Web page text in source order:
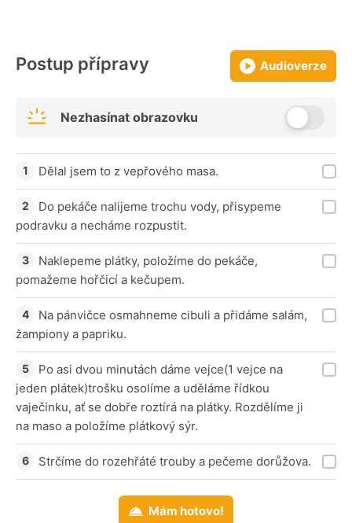
Postup přípravy Audioverze
Nezhasínat obrazovku
Dělal jsem to z vepřového masa.
Do pekáče nalijeme trochu vody, přisypeme
podravku a necháme rozpustit.
Naklepeme plátky, položíme do pekáče,
pomažeme hořčicí a kečupem.
Na pánvičce osmahneme cibuli a přidáme salám,
žampiony a papriku.
Po asi dvou minutách dáme vejce(1 vejce na
jeden plátek)trošku osolíme a uděláme řídkou
vaječinku, ať se dobře roztírá na plátky. Rozdělíme ji
na maso a položíme plátkový sýr.
Strčíme do rozehřáté trouby a pečeme dorůžova.
Mám hotovo!